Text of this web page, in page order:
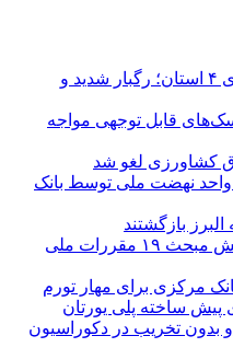
هشدار نارنجی هواشناسی برای ۴ استان؛ رگبار شدید و
قابل توجهی مواجه
کشاورزی لغو شد
بیش از ۳۹۶ هزار واحد نهضت ملی توسط بانک
تمدید اجرای همزمان دو ویرایش مبحث ۱۹ مقررات ملی
مرکزی برای مهار تورم
پیش ساخته پلی یورتان
بدون تخریب در دکوراسیون